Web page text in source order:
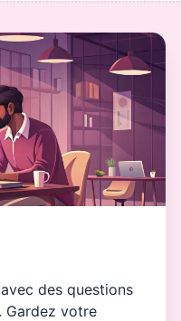
des questions
Gardez votre